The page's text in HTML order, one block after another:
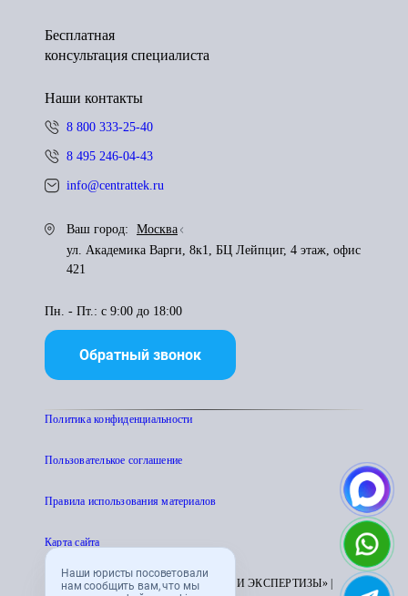
Наши юристы посоветовали
нам сообщить вам, что мы
Бесплатная
консультация специалиста
Наши контакты
8 800 333-25-40
8 495 246-04-43
info@centrattek.ru
Ваш город:
Москва
ул. Академика Варги, 8к1, БЦ Лейпциг, 4 этаж, офис
421
Пн. - Пт.: с 9:00 до 18:00
Обратный звонок
Политика конфиденциальности
Пользователькое соглашение
Правила использования материалов
Карта сайта
© 1995 - 2026 «ЦЕНТР АТТЕСТАЦИИ И ЭКСПЕРТИЗЫ» |